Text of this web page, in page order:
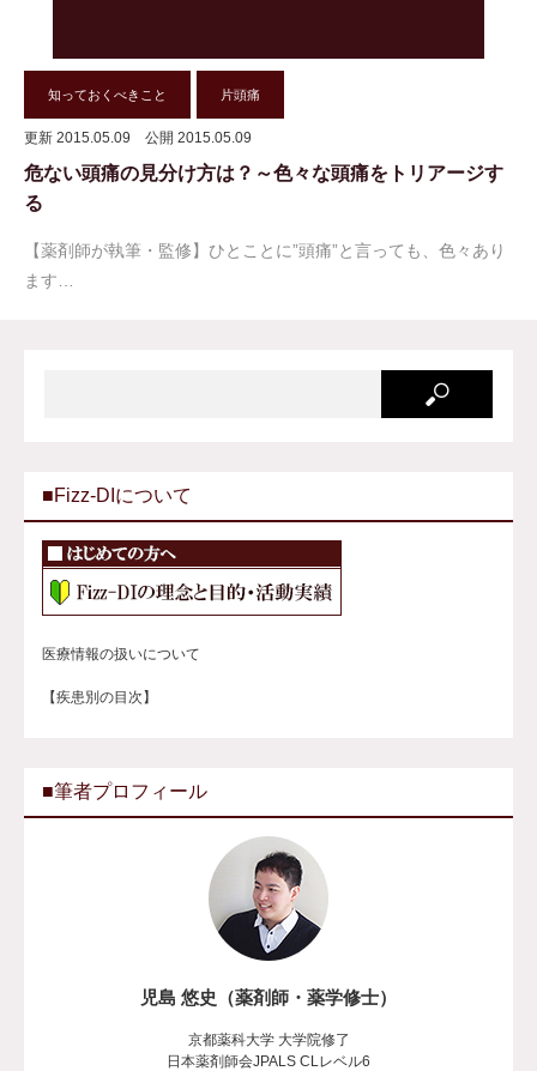
知っておくべきこと 片頭痛
更新 2015.05.09 公開 2015.05.09
危ない頭痛の見分け方は？～色々な頭痛をトリアージす
る
【薬剤師が執筆・監修】ひとことに”頭痛”と言っても、色々あり
ます…
■Fizz-DIについて
医療情報の扱いについて
【疾患別の目次】
■筆者プロフィール
児島 悠史（薬剤師・薬学修士）
京都薬科大学 大学院修了
日本薬剤師会JPALS CLレベル6